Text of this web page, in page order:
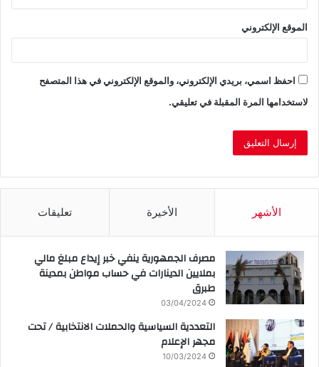
الموقع الإلكتروني
احفظ اسمي، بريدي الإلكتروني، والموقع الإلكتروني في هذا المتصفح
لاستخدامها المرة المقبلة في تعليقي.
الأشهر الأخيرة تعليقات
مصرف الجمهورية ينفي خبر إيداع مبلغ مالي
بملايين الدينارات في حساب مواطن بمدينة
طبرق
03/04/2024
التعددية السياسية والحملات الانتخابية / تحت
مجهر الإعلام
10/03/2024